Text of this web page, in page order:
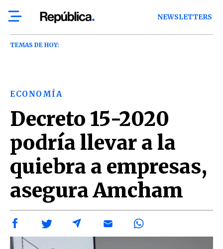
NEWSLETTERS
TEMAS DE HOY:
ECONOMÍA
Decreto 15-2020
podría llevar a la
quiebra a empresas,
asegura Amcham